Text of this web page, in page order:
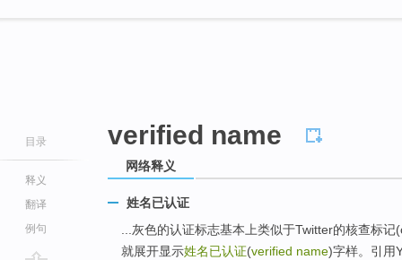
目录
释义
翻译
例句
verified name
网络释义
姓名已认证
...灰色的认证标志基本上类似于Twitter的核查标
就展开显示姓名已认证(verified name)字样。引用